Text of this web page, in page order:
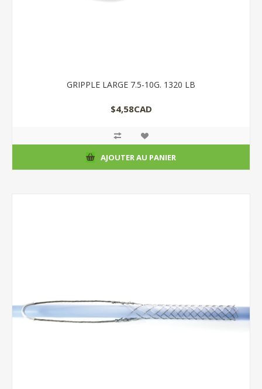
GRIPPLE LARGE 7.5-10G. 1320 LB
$4,58CAD
AJOUTER AU PANIER